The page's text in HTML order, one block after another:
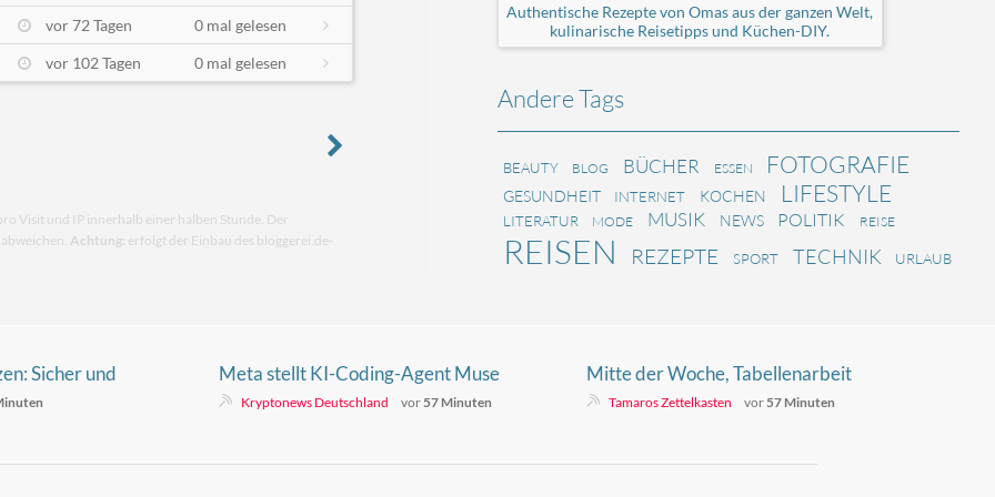
vor 72 Tagen
0 mal gelesen
vor 102 Tagen 0 mal gelesen
Visit und IP innerhalb einer halben Stunde. Der
Achtung: erfolgt der Einbau des bloggerei.de-
Authentische Rezepte von Omas aus der ganzen Welt,
kulinarische Reisetipps und Küchen-DIY.
Andere Tags
BEAUTY BLOG BÜCHER ESSEN FOTOGRAFIE
GESUNDHEIT INTERNET KOCHEN LIFESTYLE
LITERATUR MODE MUSIK NEWS POLITIK REISE
REISEN REZEPTE SPORT TECHNIK URLAUB
Sicher und
Meta stellt KI-Coding-Agent Muse
vor: Der Vergleich mit Claude Code
Kryptonews Deutschland vor57 Minuten
Mitte der Woche, Tabellenarbeit
und der Mist mit dem neuen
Tamaros Zettelkasten vor57 Minuten